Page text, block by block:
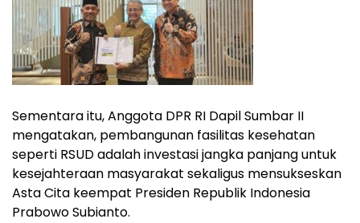
Sementara itu, Anggota DPR RI Dapil Sumbar II
mengatakan, pembangunan fasilitas kesehatan
seperti RSUD adalah investasi jangka panjang untuk
kesejahteraan masyarakat sekaligus mensukseskan
Asta Cita keempat Presiden Republik Indonesia
Prabowo Subianto.